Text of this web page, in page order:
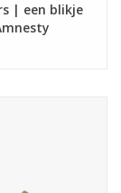
| een blikje